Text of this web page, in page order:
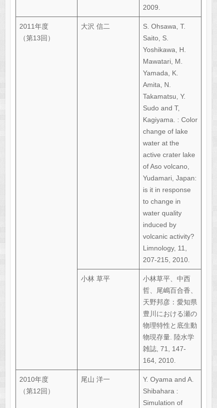
2009.
2011年度
（第13回）
大沢 信二
S. Ohsawa, T.
Saito, S.
Yoshikawa, H.
Mawatari, M.
Yamada, K.
Amita, N.
Takamatsu, Y.
Sudo and T,
Kagiyama. : Color
change of lake
water at the
active crater lake
of Aso volcano,
Yudamari, Japan:
is it in response
to change in
water quality
induced by
volcanic activity?
Limnology, 11,
207-215, 2010.
小林 草平
小林草平、中西
哲、尾嶋百合香、
天野邦彦：愛知県
豊川における瀬の
物理特性と底生動
物現存量. 陸水学
雑誌, 71, 147-
164, 2010.
2010年度
（第12回）
尾山 洋一
Y. Oyama and A.
Shibahara :
Simulation of